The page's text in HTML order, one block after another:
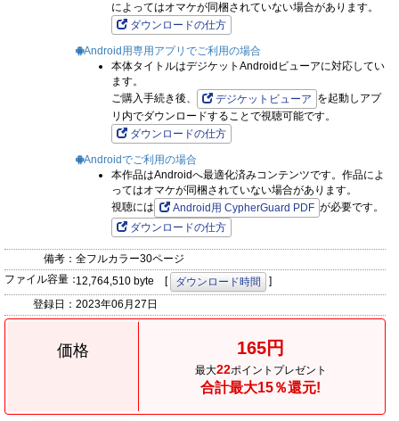
によってはオマケが同梱されていない場合があります。
ダウンロードの仕方
Android用専用アプリでご利用の場合
本体タイトルはデジケットAndroidビューアに対応してい
ます。
ご購入手続き後、
デジケットビューア を起動しアプ
リ内でダウンロードすることで視聴可能です。
ダウンロードの仕方
Androidでご利用の場合
本作品はAndroidへ最適化済みコンテンツです。作品によ
ってはオマケが同梱されていない場合があります。
視聴には
Android用 CypherGuard PDF が必要です。
ダウンロードの仕方
備考： 全フルカラー30ページ
ファイル容量：12,764,510 byte [ ダウンロード時間
]
登録日： 2023年06月27日
価格 165円
最大22ポイントプレゼント
合計最大15％還元!